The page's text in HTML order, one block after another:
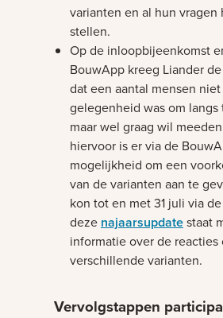
varianten en al hun vragen
stellen.
Op de inloopbijeenkomst
BouwApp kreeg Liander
dat een aantal mensen
gelegenheid was om langs
maar wel graag wil
hiervoor is er via de
mogelijkheid om een
van de varianten aan te
kon tot en met 31 juli via
deze najaarsupdatestaat
informatie over de reacties
verschillende varianten.
Vervolgstappen